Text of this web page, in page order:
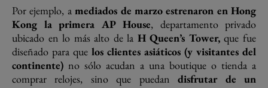
Por ejemplo, amediados de marzo estrenaron en Hong
Kong la primera AP House, departamento privado
ubicado en lo más alto de la H Queen’s Tower,que fue
diseñado para que los clientes asiáticos (y visitantes del
continente) no sólo acudan a una boutique o tienda a
comprar relojes, sino que puedandisfrutar de un